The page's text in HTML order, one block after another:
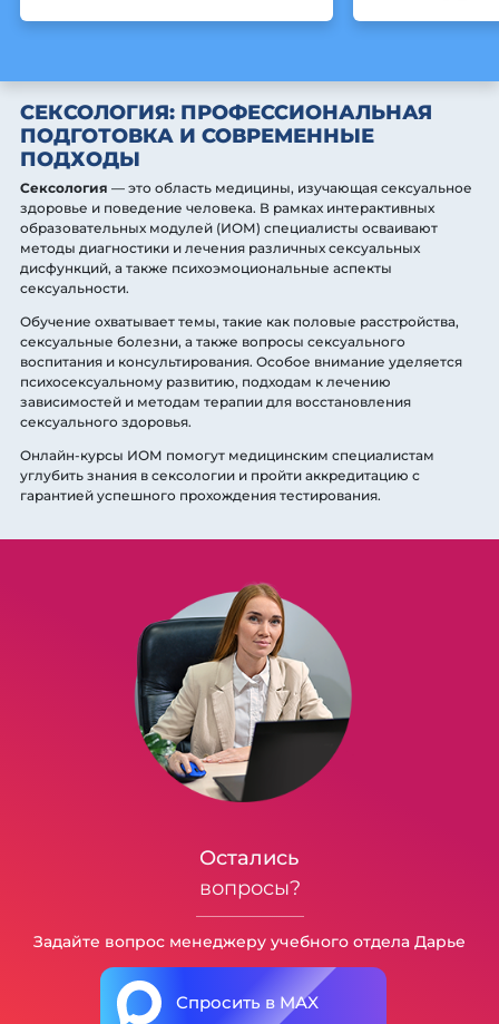
СЕКСОЛОГИЯ: ПРОФЕССИОНАЛЬНАЯ
ПОДГОТОВКА И СОВРЕМЕННЫЕ
ПОДХОДЫ
Сексология — это область медицины, изучающая сексуальное
здоровье и поведение человека. В рамках интерактивных
образовательных модулей (ИОМ) специалисты осваивают
методы диагностики и лечения различных сексуальных
дисфункций, а также психоэмоциональные аспекты
сексуальности.
Обучение охватывает темы, такие как половые расстройства,
сексуальные болезни, а также вопросы сексуального
воспитания и консультирования. Особое внимание уделяется
психосексуальному развитию, подходам к лечению
зависимостей и методам терапии для восстановления
сексуального здоровья.
Онлайн-курсы ИОМ помогут медицинским специалистам
углубить знания в сексологии и пройти аккредитацию с
гарантией успешного прохождения тестирования.
Остались
вопросы?
Задайте вопрос менеджеру учебного отдела Дарье
Спросить в MAX